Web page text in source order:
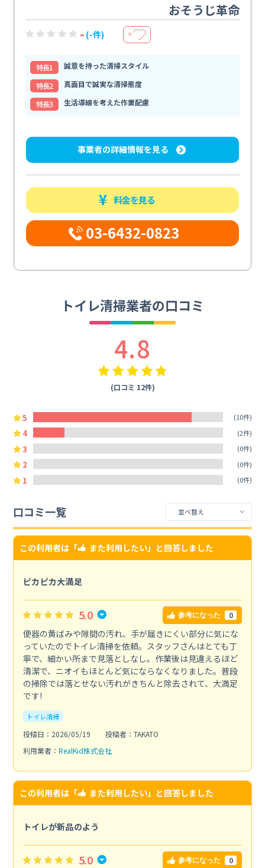
おそうじ革命
- (-件) ＋
特⻑1
誠意を持った清掃スタイル
特⻑2
真面目で誠実な清掃態度
特⻑3
生活導線を考えた作業配慮
事業者の詳細情報を見る
料金を見る
03-6432-0823
トイレ清掃業者の口コミ
4.8
(口コミ 12件)
5 (10件)
4 (2件)
3 (0件)
2 (0件)
1 (0件)
口コミ一覧
この利用者は「 また利用したい」と回答しました
ピカピカ大満足
5.0 参考になった 0
便器の黄ばみや隙間の汚れ、手が届きにくい部分に気にな
っていたのでトイレ清掃を依頼。スタッフさんはとても丁
寧で、細かい所まで見落としなし。作業後は見違えるほど
清潔で、ニオイもほとんど気にならなくなりました。普段
の掃除では落とせない汚れがきちんと除去されて、大満足
です!
トイレ清掃
投稿日：2026/05/19
投稿者：TAKATO
利用業者： RealKid株式会社
この利用者は「 また利用したい」と回答しました
トイレが新品のよう
5.0 参考になった 0